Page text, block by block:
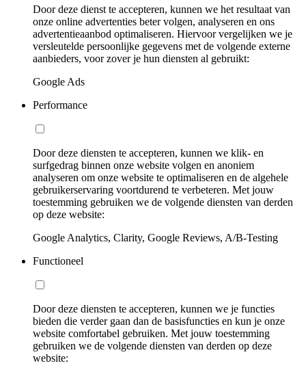
Door deze dienst te accepteren, kunnen we het resultaat van
onze online advertenties beter volgen, analyseren en ons
advertentieaanbod optimaliseren. Hiervoor vergelijken we je
versleutelde persoonlijke gegevens met de volgende externe
aanbieders, voor zover je hun diensten al gebruikt:
Google Ads
Performance
Door deze diensten te accepteren, kunnen we klik- en
surfgedrag binnen onze website volgen en anoniem
analyseren om onze website te optimaliseren en de algehele
gebruikerservaring voortdurend te verbeteren. Met jouw
toestemming gebruiken we de volgende diensten van derden
op deze website:
Google Analytics, Clarity, Google Reviews, A/B-Testing
Functioneel
Door deze diensten te accepteren, kunnen we je functies
bieden die verder gaan dan de basisfuncties en kun je onze
website comfortabel gebruiken. Met jouw toestemming
gebruiken we de volgende diensten van derden op deze
website: